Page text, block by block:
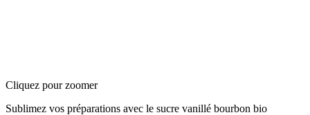
Cliquez pour zoomer
Sublimez vos préparations avec le sucre vanillé bourbon bio